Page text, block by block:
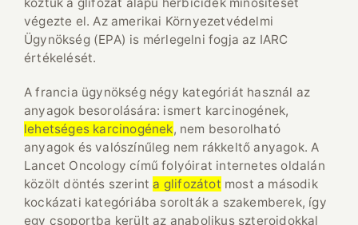
végezte el. Az amerikai Környezetvédelmi
Ügynökség (EPA) is mérlegelni fogja az IARC
értékelését.
A francia ügynökség négy kategóriát használ az
anyagok besorolására: ismert karcinogének,
lehetséges karcinogének, nem besorolható
anyagok és valószínűleg nem rákkeltő anyagok. A
Lancet Oncology című folyóirat internetes oldalán
közölt döntés szerinta glifozátot most a második
kockázati kategóriába sorolták a szakemberek, így
egy csoportba került az anabolikus szteroidokkal